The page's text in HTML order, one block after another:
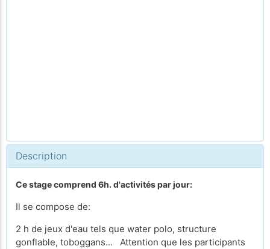
Description
Ce stage comprend 6h. d'activités par jour:
Il se compose de:
2 h de jeux d'eau tels que water polo, structure
gonflable, toboggans... Attention que les participants